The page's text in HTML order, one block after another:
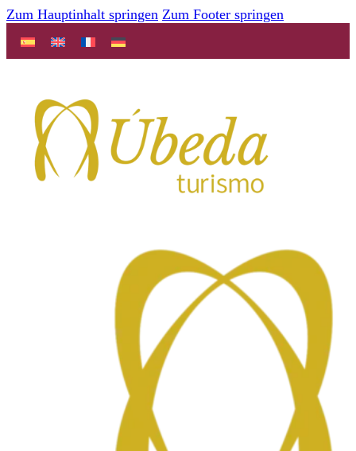
Zum Hauptinhalt springen Zum Footer springen